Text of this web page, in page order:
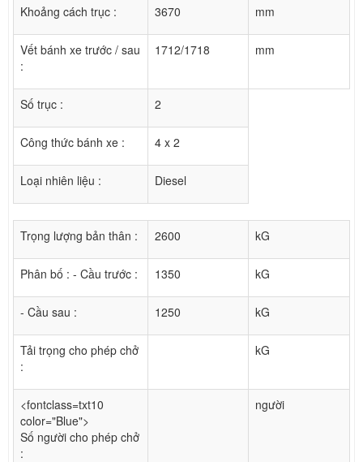
Khoảng cách trục : 3670 mm
Vết bánh xe trước / sau
:
1712/1718 mm
Số trục : 2
Công thức bánh xe : 4 x 2
Loại nhiên liệu : Diesel
Trọng lượng bản thân : 2600 kG
Phân bố : - Cầu trước : 1350 kG
- Cầu sau : 1250 kG
Tải trọng cho phép chở
:
kG
<fontclass=txt10
color="Blue">
Số người cho phép chở
:
người